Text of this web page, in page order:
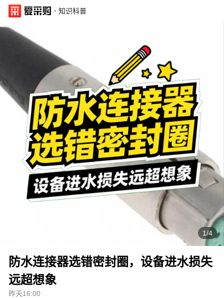
· 知识科普
1/4
防水连接器选错密封圈，设备进水损失
远超想象
昨天16:00